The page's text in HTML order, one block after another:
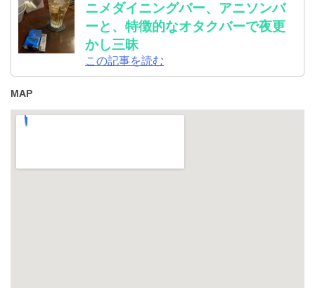
ニメダイニングバー、アニソンバ
ーと、特徴的なオタクバーで夜更
かし三昧
この記事を読む
MAP